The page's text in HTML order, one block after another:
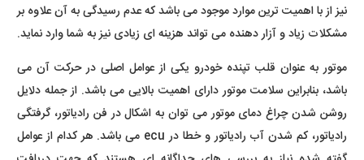
نیز از با اهمیت ترین موارد موجود می باشد که عدم رسیدگی به آن علاوه بر
مشکلات زیاد و آزار دهنده می تواند هزینه ای زیادی نیز به شما وارد نماید.
موتور به عنوان قلب تپنده خودرو یکی از عوامل اصلی در حرکت آن می
باشد، بنابراین سلامت موتور دارای اهمیت بالایی می باشد. از جمله دلایل
روشن شدن چراغ دمای موتور می توان به اشکال در فن رادیاتور، گرفتگی
رادیاتور، کم شدن آب رادیاتور و خطا در ecu می باشد. هر کدام از عوامل